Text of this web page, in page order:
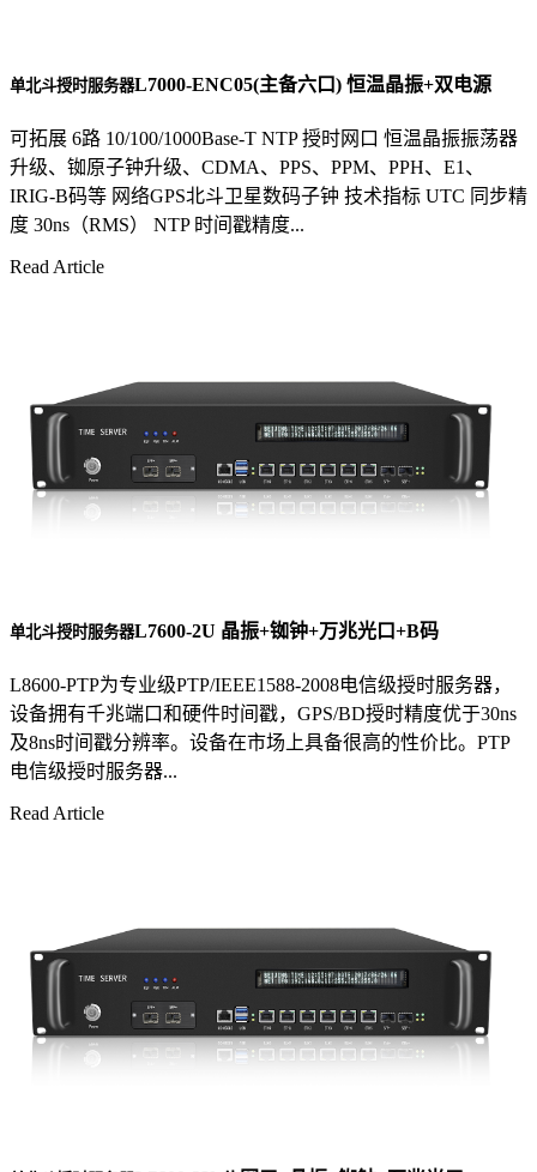
单北斗授时服务器L7000-ENC05(主备六口) 恒温晶振+双电源
可拓展 6路 10/100/1000Base-T NTP 授时网口 恒温晶振振荡器
升级、铷原子钟升级、CDMA、PPS、PPM、PPH、E1、
IRIG-B码等 网络GPS北斗卫星数码子钟 技术指标 UTC 同步精
度 30ns（RMS） NTP 时间戳精度...
Read Article
单北斗授时服务器L7600-2U 晶振+铷钟+万兆光口+B码
L8600-PTP为专业级PTP/IEEE1588-2008电信级授时服务器，
设备拥有千兆端口和硬件时间戳，GPS/BD授时精度优于30ns
及8ns时间戳分辨率。设备在市场上具备很高的性价比。PTP
电信级授时服务器...
Read Article